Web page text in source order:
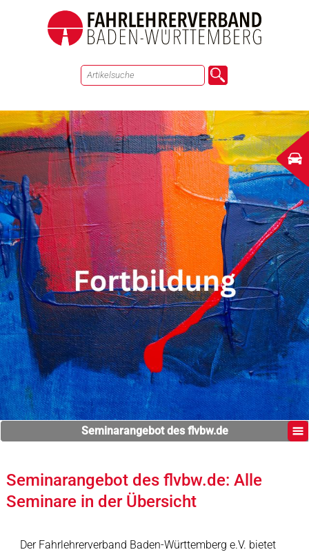
Seminarangebot des flvbw.de
Seminarangebot des flvbw.de: Alle
Seminare in der Übersicht
Der Fahrlehrerverband Baden-Württemberg e.V. bietet